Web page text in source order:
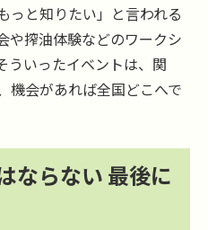
っと知りたい」と言われる
や搾油体験などのワークシ
ういったイベントは、関
機会があれば全国どこへで
ならない 最後に